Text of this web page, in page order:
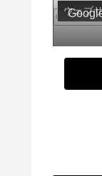
ウェブ